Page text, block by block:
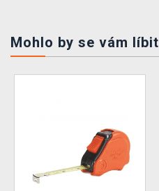
Mohlo by se vám líbit